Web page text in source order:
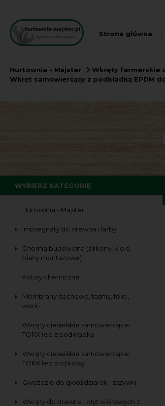
Strona główna
Hurtownia - Majster
Wkręty farmerskie
Wkręt samowiercący z podkładką EPDM
WYBIERZ KATEGORIĘ
Hurtownia - Majster
Impregnaty do drewna i farby
Chemia budowlana (silikony, kleje,
piany montażowe)
Kotwy chemiczne
Membrany dachowe, taśmy, folie,
worki
Wkręty ciesielskie samowiercące
TORX łeb z podkładką
Wkręty ciesielskie samowiercące
TORX łeb stożkowy
Gwoździe do gwoździarek i zszywki
Wkręty do drewna i płyt wiórowych z